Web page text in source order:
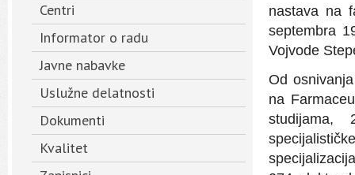
Centri
Informator o radu
Javne nabavke
Uslužne delatnosti
Dokumenti
Kvalitet
nastava na
septembra
Vojvode
Od
na
studijama,